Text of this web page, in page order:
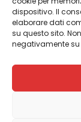
dispositivo. Il
elaborare dati
su questo sito.
negativamente
costituire la
un trattamento.
intendono e non
diretto medico-
medico curante